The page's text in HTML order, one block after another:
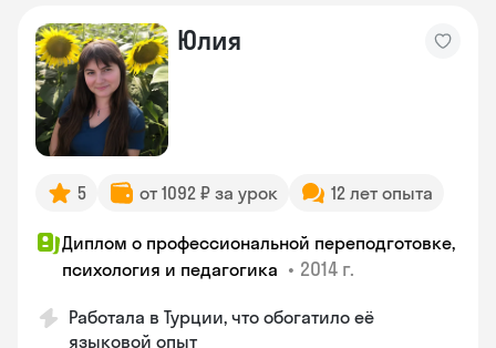
Юлия
5 от 1092 ₽ за урок 12 лет опыта
Диплом о профессиональной переподготовке,
психология и педагогика • 2014 г.
Работала в Турции, что обогатило её
языковой опыт